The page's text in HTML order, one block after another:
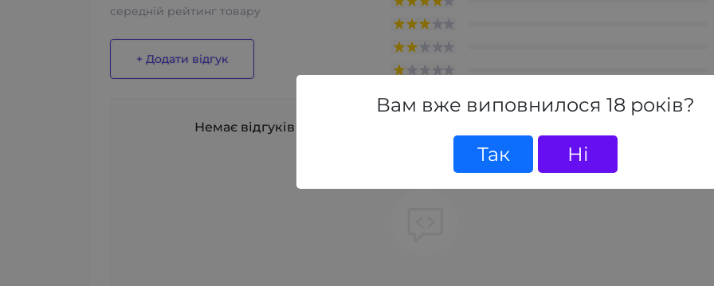
Вам вже виповнилося 18 років?
Так Ні
середній рейтинг товару
+ Додати відгук
Немає відгуків про цей товар, станьте першим, залиште свій відгук.